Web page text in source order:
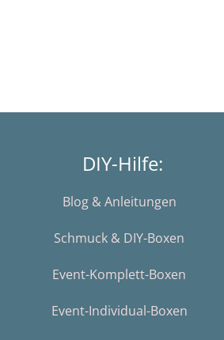
DIY-Hilfe:
Blog & Anleitungen
Schmuck & DIY-Boxen
Event-Komplett-Boxen
Event-Individual-Boxen